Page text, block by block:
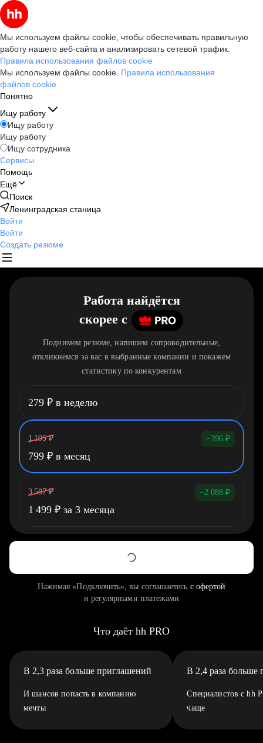
Мы используем файлы cookie, чтобы обеспечивать правильную
работу нашего веб-сайта и анализировать сетевой трафик.
Правила использования файлов cookie
Мы используем файлы cookie. Правила использования
файлов cookie
Понятно
Ищу работу
Ищу работу
Ищу работу
Ищу сотрудника
Сервисы
Помощь
Ещё
Поиск
Ленинградская станица
Войти
Войти
Создать резюме
Работа найдётся
скорее c
Поднимем резюме, напишем сопроводительные,
откликнемся за вас в выбранные компании и покажем
статистику по конкурентам
279 ₽ в неделю
1 195 ₽ −396 ₽
799 ₽ в месяц
3 587 ₽ −2 088 ₽
1 499 ₽ за 3 месяца
Нажимая «Подключить», вы соглашаетесь с офертой
и регулярными платежами
Что даёт hh PRO
В 2,3 раза больше приглашений
И шансов попасть в компанию
мечты
В 2,4 раза больше
Специалистов с hh
чаще